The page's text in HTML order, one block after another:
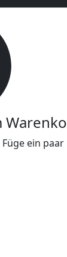
ein